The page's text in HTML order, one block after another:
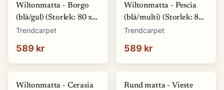
Wiltonmatta - Borgo
(blå/gul) (Storlek: 80 x
150 cm)
Trendcarpet
589 kr
Wiltonmatta - Pescia
(blå/multi) (Storlek: 80
x 150 cm)
Trendcarpet
589 kr
Wiltonmatta - Cerasia
Rund matta - Vieste